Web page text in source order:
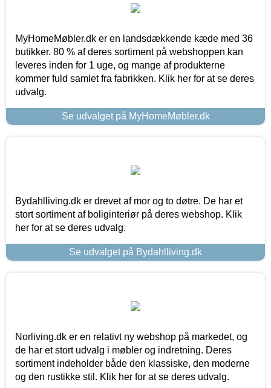
MyHomeMøbler.dk er en landsdækkende kæde med 36
butikker. 80 % af deres sortiment på webshoppen kan
leveres inden for 1 uge, og mange af produkterne
kommer fuld samlet fra fabrikken. Klik her for at se deres
udvalg.
Se udvalget på MyHomeMøbler.dk
Bydahlliving.dk er drevet af mor og to døtre. De har et
stort sortiment af boliginteriør på deres webshop. Klik
her for at se deres udvalg.
Se udvalget på Bydahlliving.dk
Norliving.dk er en relativt ny webshop på markedet, og
de har et stort udvalg i møbler og indretning. Deres
sortiment indeholder både den klassiske, den moderne
og den rustikke stil. Klik her for at se deres udvalg.